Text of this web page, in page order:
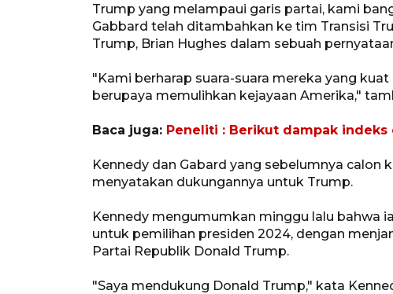
Trump yang melampaui garis partai, kami
Gabbard telah ditambahkan ke tim Transisi
Trump, Brian Hughes dalam sebuah
"Kami berharap suara-suara mereka yang
berupaya memulihkan kejayaan Amerika,"
Baca juga: Peneliti : Berikut dampak
Kennedy dan Gabard yang sebelumnya calon
menyatakan dukungannya untuk Trump.
Kennedy mengumumkan minggu lalu bahwa
untuk pemilihan presiden 2024, dengan
Partai Republik Donald Trump.
"Saya mendukung Donald Trump," kata